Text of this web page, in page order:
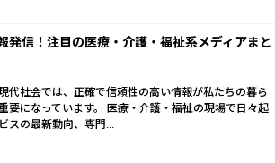
発信！注目の医療・介護・福祉系メディアまと
代社会では、正確で信頼性の高い情報が私たちの暮ら
要になっています。 医療・介護・福祉の現場で日々起
スの最新動向、専門...